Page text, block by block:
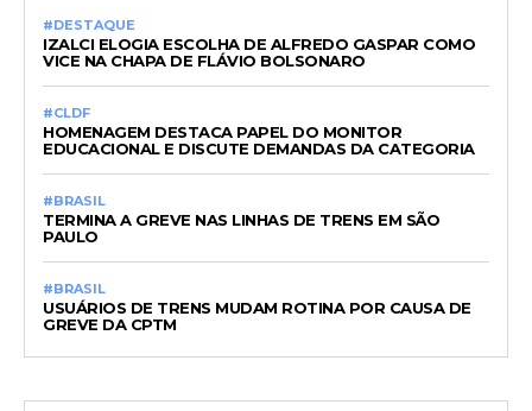
#DESTAQUE
IZALCI ELOGIA ESCOLHA DE ALFREDO GASPAR COMO
VICE NA CHAPA DE FLÁVIO BOLSONARO
#CLDF
HOMENAGEM DESTACA PAPEL DO MONITOR
EDUCACIONAL E DISCUTE DEMANDAS DA CATEGORIA
#BRASIL
TERMINA A GREVE NAS LINHAS DE TRENS EM SÃO
PAULO
#BRASIL
USUÁRIOS DE TRENS MUDAM ROTINA POR CAUSA DE
GREVE DA CPTM